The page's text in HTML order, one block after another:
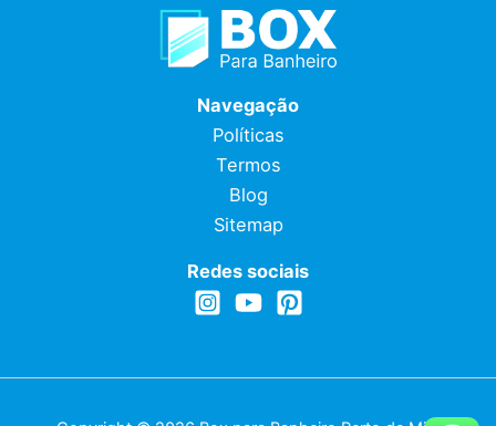
Navegação
Políticas
Termos
Blog
Sitemap
Redes sociais